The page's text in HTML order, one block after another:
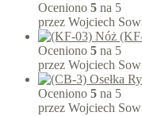
Oceniono 5 na 5
przez Wojciech
Oceniono 5 na 5
przez Wojciech
Oceniono 5 na 5
przez Wojciech